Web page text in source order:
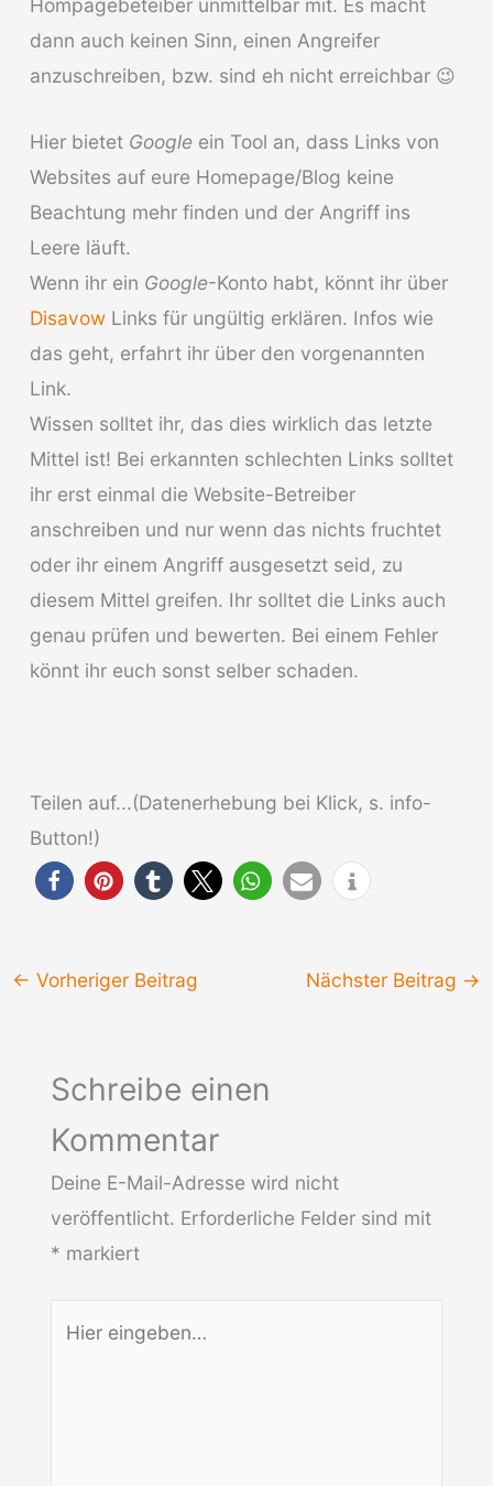
Hompagebeteiber unmittelbar mit. Es macht
dann auch keinen Sinn, einen Angreifer
anzuschreiben, bzw. sind eh nicht erreichbar 😉
Hier bietet Googleein Tool an, dass Links von
Websites auf eure Homepage/Blog keine
Beachtung mehr finden und der Angriff ins
Leere läuft.
Wenn ihr ein Google-Konto habt, könnt ihr über
DisavowLinks für ungültig erklären. Infos wie
das geht, erfahrt ihr über den vorgenannten
Link.
Wissen solltet ihr, das dies wirklich das letzte
Mittel ist! Bei erkannten schlechten Links solltet
ihr erst einmal die Website-Betreiber
anschreiben und nur wenn das nichts fruchtet
oder ihr einem Angriff ausgesetzt seid, zu
diesem Mittel greifen. Ihr solltet die Links auch
genau prüfen und bewerten. Bei einem Fehler
könnt ihr euch sonst selber schaden.
Teilen auf...(Datenerhebung bei Klick, s. info-
Button!)
← Vorheriger Beitrag Nächster Beitrag →
Schreibe einen
Kommentar
Deine E-Mail-Adresse wird nicht
veröffentlicht. Erforderliche Felder sind mit
* markiert
eingeben…